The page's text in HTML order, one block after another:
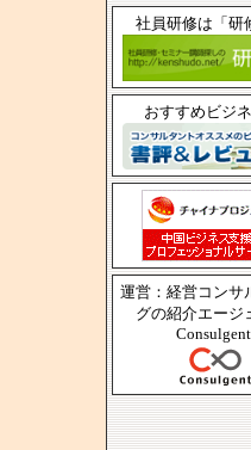
社員研修は「研
おすすめビジ
運営：経営コンサ
グの紹介エージ
Consulgent